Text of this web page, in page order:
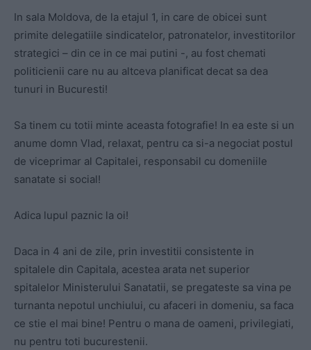
In sala Moldova, de la etajul 1, in care de obicei sunt
primite delegatiile sindicatelor, patronatelor, investitorilor
strategici – din ce in ce mai putini -, au fost chemati
politicienii care nu au altceva planificat decat sa dea
tunuri in Bucuresti!
Sa tinem cu totii minte aceasta fotografie! In ea este si un
anume domn Vlad, relaxat, pentru ca si-a negociat postul
de viceprimar al Capitalei, responsabil cu domeniile
sanatate si social!
Adica lupul paznic la oi!
Daca in 4 ani de zile, prin investitii consistente in
spitalele din Capitala, acestea arata net superior
spitalelor Ministerului Sanatatii, se pregateste sa vina pe
turnanta nepotul unchiului, cu afaceri in domeniu, sa faca
ce stie el mai bine! Pentru o mana de oameni, privilegiati,
nu pentru toti bucurestenii.